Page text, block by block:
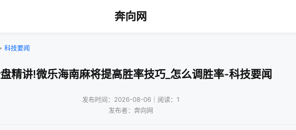
奔向网
科技要闻
精讲!微乐海南麻将提高胜率技巧_怎么调胜率-科技要闻
发布时间：2026-08-06｜阅读：1
发布者：奔向网